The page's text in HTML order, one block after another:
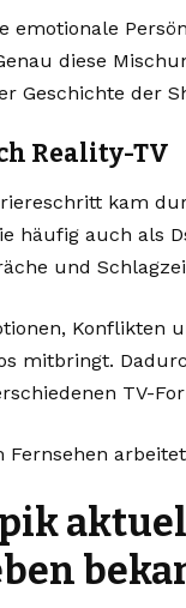
diese
Geschichte der
Reality-TV
kam
häufig auch als
und
Konflikten
mitbringt.
TV-
Fernsehen